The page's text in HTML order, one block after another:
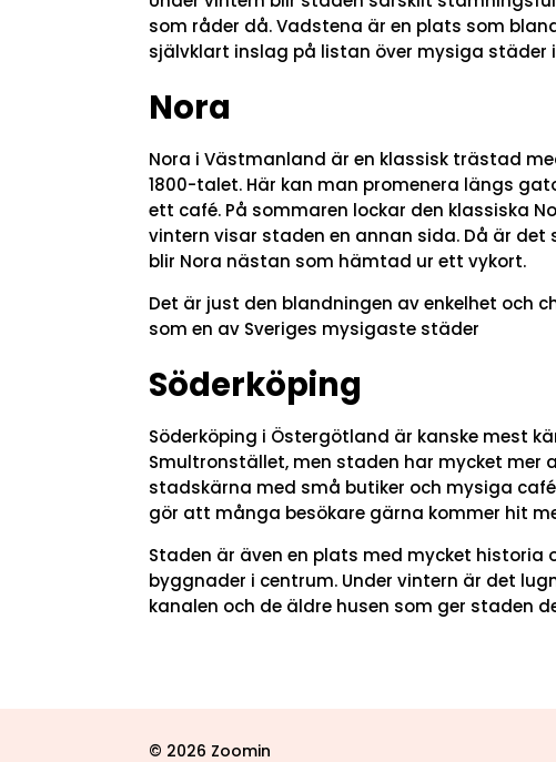
som råder då. Vadstena är en plats som
självklart inslag på listan över mysiga städer
Nora
Nora i Västmanland är en klassisk trästad
1800-talet. Här kan man promenera längs
ett café. På sommaren lockar den klassiska
vintern visar staden en annan sida. Då är
blir Nora nästan som hämtad ur ett vykort.
Det är just den blandningen av enkelhet
som en av Sveriges mysigaste städer
Söderköping
Söderköping i Östergötland är kanske mest
Smultronstället, men staden har mycket mer
stadskärna med små butiker och mysiga
gör att många besökare gärna kommer hit
Staden är även en plats med mycket historia
byggnader i centrum. Under vintern är det
kanalen och de äldre husen som ger staden
© 2026 Zoomin